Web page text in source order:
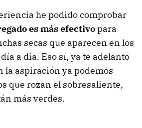
he podido comprobar
es más efectivopara
secas que aparecen en los
a día. Eso sí, ya te adelanto
la aspiración ya podemos
que rozan el sobresaliente,
más verdes.